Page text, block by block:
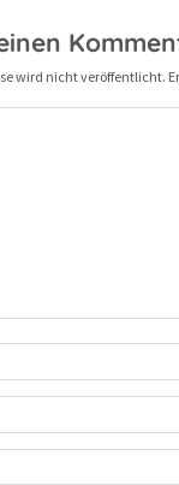
wird nicht veröffentlicht.